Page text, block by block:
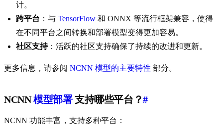
计。
跨平台 ：与 TensorFlow 和 ONNX 等流行框架兼容，使得
在不同平台之间转换和部署模型变得更加容易。
社区支持：活跃的社区支持确保了持续的改进和更新。
更多信息，请参阅 NCNN 模型的主要特性 部分。
NCNN模型部署支持哪些平台？#
NCNN 功能丰富，支持多种平台：